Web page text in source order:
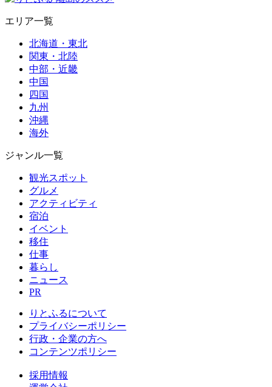
エリア一覧
北海道・東北
関東・北陸
中部・近畿
中国
四国
九州
沖縄
海外
ジャンル一覧
観光スポット
グルメ
アクティビティ
宿泊
イベント
移住
仕事
暮らし
ニュース
PR
りとふるについて
プライバシーポリシー
行政・企業の方へ
コンテンツポリシー
採用情報